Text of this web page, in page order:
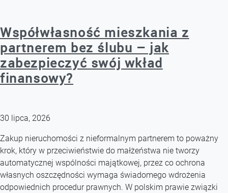
Współwłasność mieszkania z
partnerem bez ślubu – jak
zabezpieczyć swój wkład
finansowy?
30 lipca, 2026
Zakup nieruchomości z nieformalnym partnerem to poważny
krok, który w przeciwieństwie do małżeństwa nie tworzy
automatycznej wspólności majątkowej, przez co ochrona
własnych oszczędności wymaga świadomego wdrożenia
odpowiednich procedur prawnych. W polskim prawie związki